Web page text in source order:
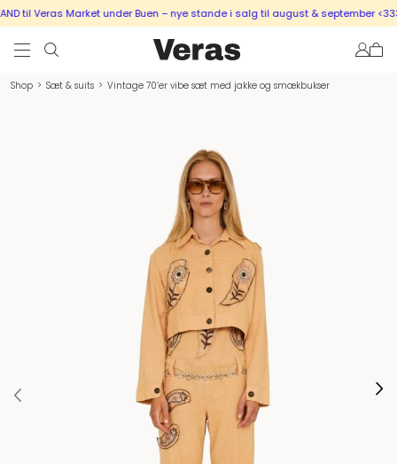
til Veras Market under Buen – nye stande i salg til august & september <333
Shop > Sæt & suits > Vintage 70’er vibe sæt med jakke og smækbukser